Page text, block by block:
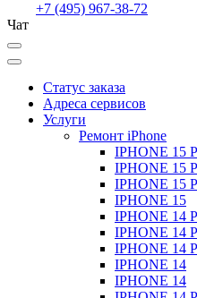
+7 (495) 967-38-72
Чат
Статус заказа
Адреса сервисов
Услуги
Ремонт iPhone
IPHONE 15
IPHONE 15
IPHONE 15
IPHONE 15
IPHONE 14
IPHONE 14
IPHONE 14
IPHONE 14
IPHONE 14